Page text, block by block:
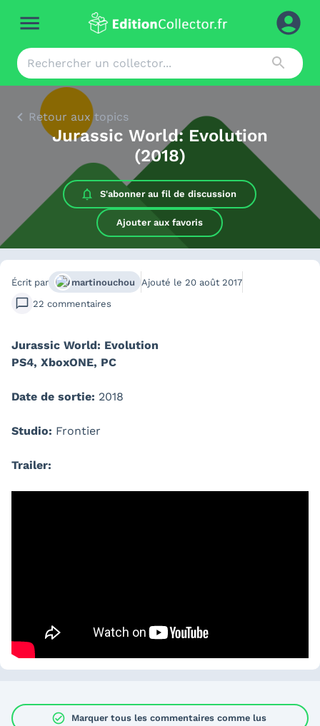
Retour aux topics
Jurassic World: Evolution
(2018)
S'abonner au fil de discussion
Ajouter aux favoris
Écrit par martinouchou Ajouté le 20 août 2017
22 commentaires
Jurassic World: Evolution
PS4, XboxONE, PC
Date de sortie: 2018
Studio: Frontier
Trailer:
check_circle Marquer tous les commentaires comme lus